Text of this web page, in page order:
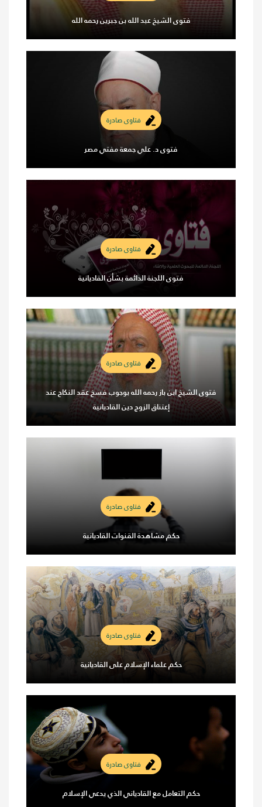
فتوى الشيخ عبد الله بن جبرين رحمه الله
فتاوى صادرة
فتوى د. علي جمعة مفتي مصر
فتاوى صادرة
فتوى اللجنة الدائمة بشأن القاديانية
فتاوى صادرة
فتوى الشيخ ابن باز رحمه الله بوجوب فسخ عقد النكاح عند
إعتناق الزوج دين القاديانية
فتاوى صادرة
حكم مشاهدة القنوات القاديانية
فتاوى صادرة
حكم علماء الإسلام على القاديانية
فتاوى صادرة
حكم التعامل مع القادياني الذي يدعي الإسلام